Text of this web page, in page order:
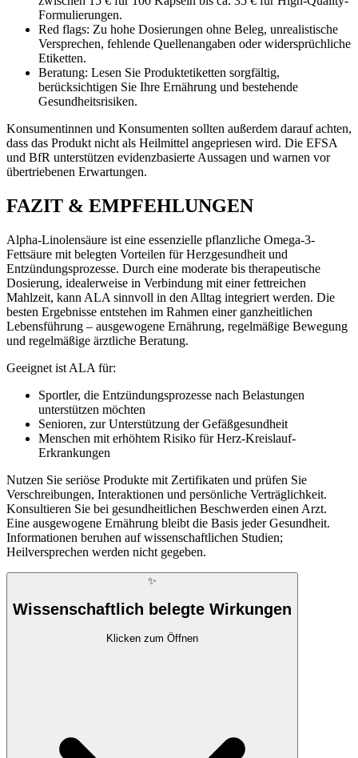
Formulierungen.
Red flags: Zu hohe Dosierungen ohne Beleg, unrealistische
Versprechen, fehlende Quellenangaben oder widersprüchliche
Etiketten.
Beratung: Lesen Sie Produktetiketten sorgfältig,
berücksichtigen Sie Ihre Ernährung und bestehende
Gesundheitsrisiken.
Konsumentinnen und Konsumenten sollten außerdem darauf achten,
dass das Produkt nicht als Heilmittel angepriesen wird. Die EFSA
und BfR unterstützen evidenzbasierte Aussagen und warnen vor
übertriebenen Erwartungen.
FAZIT & EMPFEHLUNGEN
Alpha-Linolensäure ist eine essenzielle pflanzliche Omega-3-
Fettsäure mit belegten Vorteilen für Herzgesundheit und
Entzündungsprozesse. Durch eine moderate bis therapeutische
Dosierung, idealerweise in Verbindung mit einer fettreichen
Mahlzeit, kann ALA sinnvoll in den Alltag integriert werden. Die
besten Ergebnisse entstehen im Rahmen einer ganzheitlichen
Lebensführung – ausgewogene Ernährung, regelmäßige Bewegung
und regelmäßige ärztliche Beratung.
Geeignet ist ALA für:
Sportler, die Entzündungsprozesse nach Belastungen
unterstützen möchten
Senioren, zur Unterstützung der Gefäßgesundheit
Menschen mit erhöhtem Risiko für Herz-Kreislauf-
Erkrankungen
Nutzen Sie seriöse Produkte mit Zertifikaten und prüfen Sie
Verschreibungen, Interaktionen und persönliche Verträglichkeit.
Konsultieren Sie bei gesundheitlichen Beschwerden einen Arzt.
Eine ausgewogene Ernährung bleibt die Basis jeder Gesundheit.
Informationen beruhen auf wissenschaftlichen Studien;
Heilversprechen werden nicht gegeben.
✨
Wissenschaftlich belegte Wirkungen
Klicken zum Öffnen